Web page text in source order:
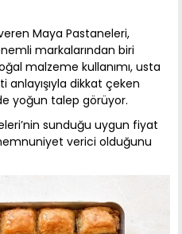
Maya Pastaneleri,
markalarından biri
malzeme kullanımı, usta
dikkat çeken
yoğun talep görüyor.
sunduğu uygun fiyat
verici olduğunu